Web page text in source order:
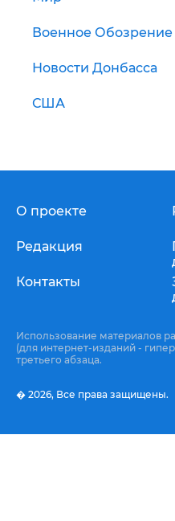
Военное Обозрение
Новости Донбасса
США
О проекте
Редакция
Контакты
Использование материалов
(для интернет-изданий -
третьего абзаца.
� 2026, Все права защищены.